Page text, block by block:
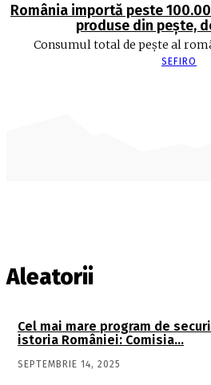
România importă peste
produse din peşte,
Consumul total de peşte al
SEFIRO
Aleatorii
Cel mai mare program de
istoria României: Comisia…
SEPTEMBRIE 14, 2025